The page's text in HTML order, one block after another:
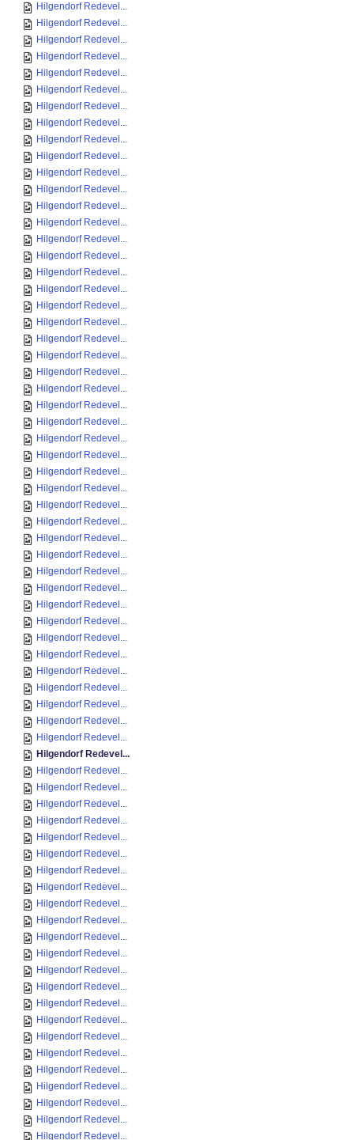
Hilgendorf Redevel...
Hilgendorf Redevel...
Hilgendorf Redevel...
Hilgendorf Redevel...
Hilgendorf Redevel...
Hilgendorf Redevel...
Hilgendorf Redevel...
Hilgendorf Redevel...
Hilgendorf Redevel...
Hilgendorf Redevel...
Hilgendorf Redevel...
Hilgendorf Redevel...
Hilgendorf Redevel...
Hilgendorf Redevel...
Hilgendorf Redevel...
Hilgendorf Redevel...
Hilgendorf Redevel...
Hilgendorf Redevel...
Hilgendorf Redevel...
Hilgendorf Redevel...
Hilgendorf Redevel...
Hilgendorf Redevel...
Hilgendorf Redevel...
Hilgendorf Redevel...
Hilgendorf Redevel...
Hilgendorf Redevel...
Hilgendorf Redevel...
Hilgendorf Redevel...
Hilgendorf Redevel...
Hilgendorf Redevel...
Hilgendorf Redevel...
Hilgendorf Redevel...
Hilgendorf Redevel...
Hilgendorf Redevel...
Hilgendorf Redevel...
Hilgendorf Redevel...
Hilgendorf Redevel...
Hilgendorf Redevel...
Hilgendorf Redevel...
Hilgendorf Redevel...
Hilgendorf Redevel...
Hilgendorf Redevel...
Hilgendorf Redevel...
Hilgendorf Redevel...
Hilgendorf Redevel...
Hilgendorf Redevel...
Hilgendorf Redevel...
Hilgendorf Redevel...
Hilgendorf Redevel...
Hilgendorf Redevel...
Hilgendorf Redevel...
Hilgendorf Redevel...
Hilgendorf Redevel...
Hilgendorf Redevel...
Hilgendorf Redevel...
Hilgendorf Redevel...
Hilgendorf Redevel...
Hilgendorf Redevel...
Hilgendorf Redevel...
Hilgendorf Redevel...
Hilgendorf Redevel...
Hilgendorf Redevel...
Hilgendorf Redevel...
Hilgendorf Redevel...
Hilgendorf Redevel...
Hilgendorf Redevel...
Hilgendorf Redevel...
Hilgendorf Redevel...
Hilgendorf Redevel...